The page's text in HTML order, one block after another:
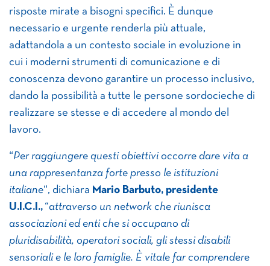
risposte mirate a bisogni specifici. È dunque
necessario e urgente renderla più attuale,
adattandola a un contesto sociale in evoluzione in
cui i moderni strumenti di comunicazione e di
conoscenza devono garantire un processo inclusivo,
dando la possibilità a tutte le persone sordocieche di
realizzare se stesse e di accedere al mondo del
lavoro.
“Per raggiungere questi obiettivi occorre dare vita a
una rappresentanza forte presso le istituzioni
italiane“, dichiara Mario Barbuto, presidente
U.I.C.I., “attraverso un network che riunisca
associazioni ed enti che si occupano di
pluridisabilità, operatori sociali, gli stessi disabili
sensoriali e le loro famiglie. È vitale far comprendere